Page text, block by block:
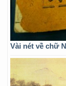
Vài nét về chữ